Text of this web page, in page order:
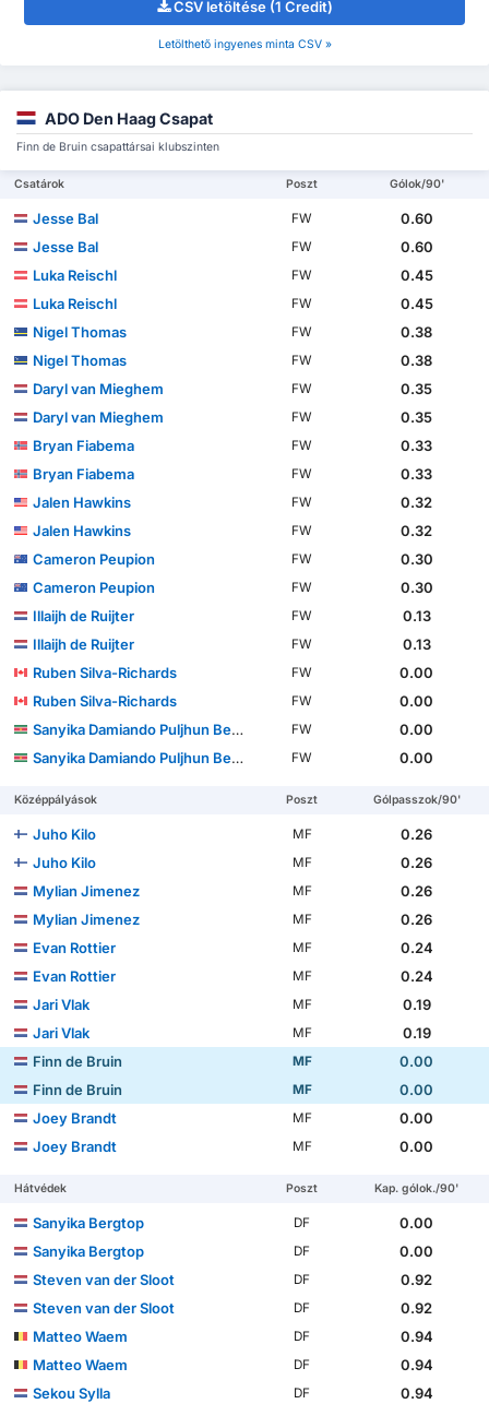
CSV letöltése (1 Credit)
Letölthető ingyenes minta CSV »
ADO Den Haag Csapat
Finn de Bruin csapattársai klubszinten
Csatárok Poszt Gólok/90'
Jesse Bal FW
0.60
Jesse Bal
FW
0.60
Luka Reischl
FW
0.45
Luka Reischl
FW
0.45
Nigel Thomas
FW
0.38
Nigel Thomas
FW
0.38
Daryl van Mieghem
FW
0.35
Daryl van Mieghem
FW
0.35
Bryan Fiabema
FW
0.33
Bryan Fiabema
FW
0.33
Jalen Hawkins
FW
0.32
Jalen Hawkins
FW
0.32
Cameron Peupion
FW
0.30
Cameron Peupion
FW
0.30
Illaijh de Ruijter
FW
0.13
Illaijh de Ruijter
FW
0.13
Ruben Silva-Richards
FW
0.00
Ruben Silva-Richards
FW
0.00
Sanyika Damiando Puljhun Bergtop
FW
0.00
Sanyika Damiando Puljhun Bergtop
FW 0.00
Középpályások Poszt Gólpasszok/90'
Juho Kilo MF
0.26
Juho Kilo
MF
0.26
Mylian Jimenez
MF
0.26
Mylian Jimenez
MF
0.26
Evan Rottier
MF
0.24
Evan Rottier
MF
0.24
Jari Vlak
MF
0.19
Jari Vlak
MF
0.19
Finn de Bruin
MF
0.00
Finn de Bruin
MF
0.00
Joey Brandt
MF
0.00
Joey Brandt
MF 0.00
Hátvédek Poszt Kap. gólok./90'
Sanyika Bergtop DF
0.00
Sanyika Bergtop
DF
0.00
Steven van der Sloot
DF
0.92
Steven van der Sloot
DF
0.92
Matteo Waem
DF
0.94
Matteo Waem
DF
0.94
Sekou Sylla
DF
0.94